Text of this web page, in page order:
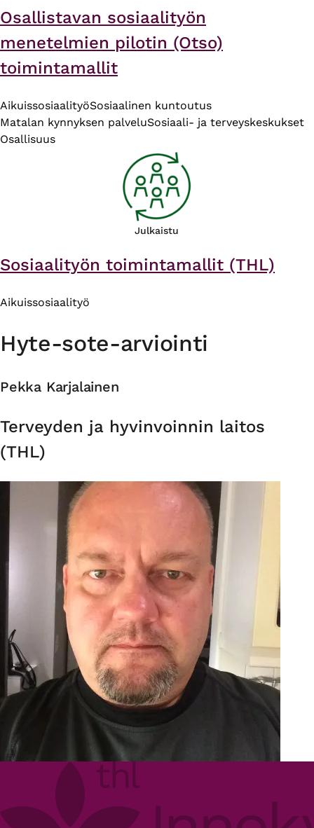
Osallistavan sosiaalityön
menetelmien pilotin (Otso)
toimintamallit
AikuissosiaalityöSosiaalinen kuntoutus
Matalan kynnyksen palveluSosiaali- ja terveyskeskukset
Osallisuus
Julkaistu
Sosiaalityön toimintamallit (THL)
Aikuissosiaalityö
Hyte-sote-arviointi
Pekka Karjalainen
Organisaatio
Terveyden ja hyvinvoinnin laitos
(THL)